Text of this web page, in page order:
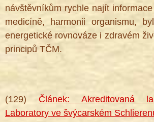
návštěvníkům rychle najít
medicíně, harmonii organismu,
energetické rovnováze i zdravém
principů TČM.
(129) Článek: Akreditovaná
Laboratory ve švýcarském